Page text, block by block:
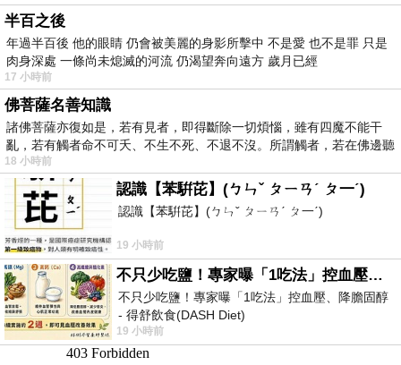
半百之後
年過半百後 他的眼睛 仍會被美麗的身影所擊中 不是愛 也不是罪 只是
肉身深處 一條尚未熄滅的河流 仍渴望奔向遠方 歲月已經
17 小時前
佛菩薩名善知識
諸佛菩薩亦復如是，若有見者，即得斷除一切煩惱，雖有四魔不能干
亂，若有觸者命不可夭、不生不死、不退不沒。所謂觸者，若在佛邊聽
受
18 小時前
認識【苯騈芘】(ㄅㄣˇ ㄆㄧㄢˊ ㄆ一ˊ)
認識【苯騈芘】(ㄅㄣˇ ㄆㄧㄢˊ ㄆ一ˊ)
19 小時前
不只少吃鹽！專家曝「1吃法」控血壓、降膽固醇 - 得舒飲食(DASH Diet)
不只少吃鹽！專家曝「1吃法」控血壓、降膽固醇
- 得舒飲食(DASH Diet)
https://www.facebook.com/dietitiansophia/
posts/157966
19 小時前